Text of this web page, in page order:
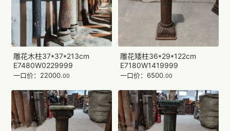
雕花木柱37*37*213cm
E7480W0229999
一口价：22000.00
雕花矮柱36*29*122cm
E7180W1419999
一口价：6500.00